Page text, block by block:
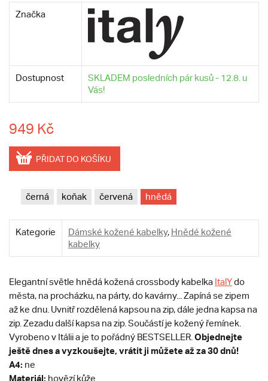
Značka
Dostupnost
SKLADEM posledních pár kusů - 12.8. u
Vás!
949 Kč
PŘIDAT DO KOŠÍKU
černá koňak červená hnědá
Kategorie Dámské kožené kabelky, Hnědé kožené
kabelky
Elegantní světle hnědá kožená crossbody kabelka ItalYdo
města, na procházku, na párty, do kavárny... Zapíná se zipem
až ke dnu. Uvnitř rozdělená kapsou na zip, dále jedna kapsa na
zip. Zezadu další kapsa na zip. Součástí je kožený řemínek.
Vyrobeno v Itálii a je to pořádný BESTSELLER. Objednejte
ještě dnes a vyzkoušejte, vrátit ji můžete až za 30 dnů!
A4: ne
Materiál: hovězí kůže